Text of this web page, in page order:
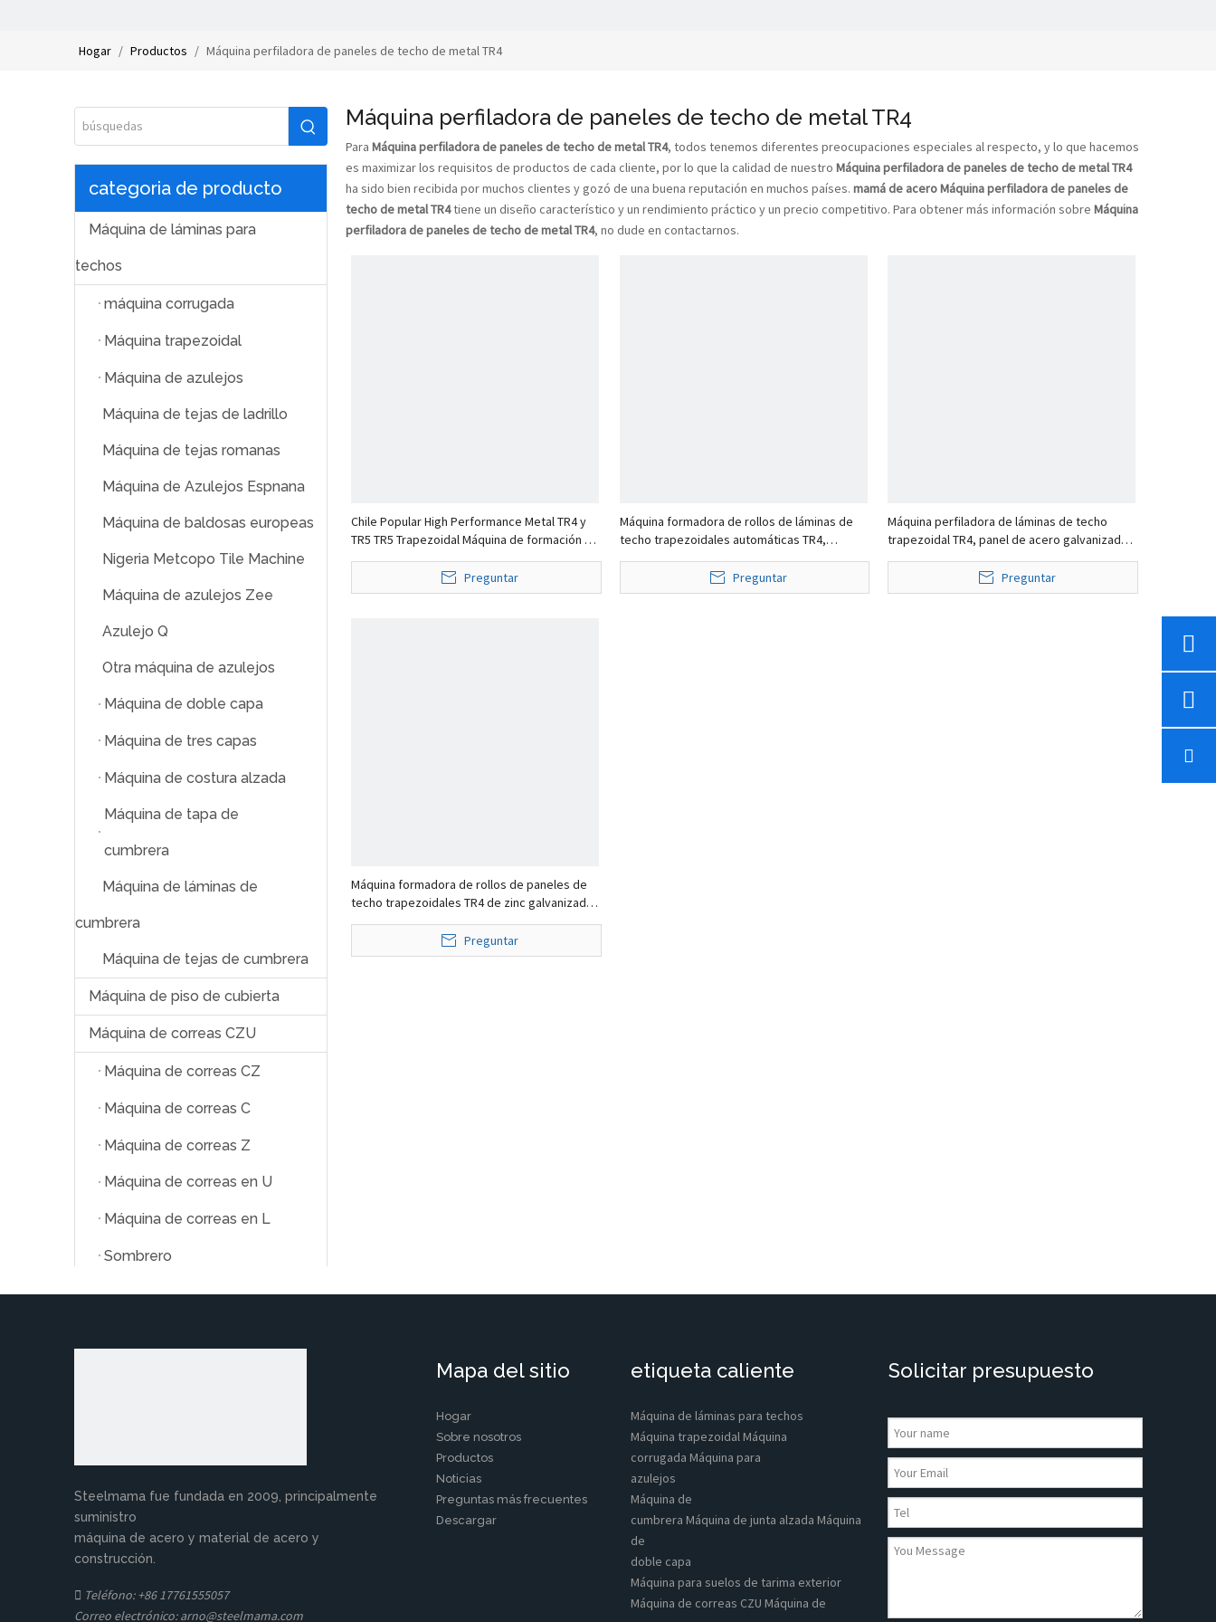
Hogar / Productos / Máquina perfiladora de paneles de techo de metal TR4
categoria de producto
Máquina de láminas para
techos
máquina corrugada
Máquina trapezoidal
Máquina de azulejos
Máquina de tejas de ladrillo
Máquina de tejas romanas
Máquina de Azulejos Espnana
Máquina de baldosas europeas
Nigeria Metcopo Tile Machine
Máquina de azulejos Zee
Azulejo Q
Otra máquina de azulejos
Máquina de doble capa
Máquina de tres capas
Máquina de costura alzada
Máquina de tapa de
cumbrera
Máquina de láminas de
cumbrera
Máquina de tejas de cumbrera
Máquina de piso de cubierta
Máquina de correas CZU
Máquina de correas CZ
Máquina de correas C
Máquina de correas Z
Máquina de correas en U
Máquina de correas en L
Sombrero
Máquina personalizada
Máquina perfiladora de paneles de techo de metal TR4
Para Máquina perfiladora de paneles de techo de metal TR4, todos tenemos diferentes preocupaciones especiales al respecto, y lo que hacemos
es maximizar los requisitos de productos de cada cliente, por lo que la calidad de nuestro Máquina perfiladora de paneles de techo de metal TR4
ha sido bien recibida por muchos clientes y gozó de una buena reputación en muchos países. mamá de aceroMáquina perfiladora de paneles de
techo de metal TR4tiene un diseño característico y un rendimiento práctico y un precio competitivo. Para obtener más información sobre Máquina
perfiladora de paneles de techo de metal TR4, no dude en contactarnos.
Chile Popular High Performance Metal TR4 y
TR5 TR5 Trapezoidal Máquina de formación de
rollo de doble capa
Preguntar
Máquina formadora de rollos de láminas de
techo trapezoidales automáticas TR4,
populares, de alta calidad, fáciles de operar,
populares en Estados Unidos
Preguntar
Máquina perfiladora de láminas de techo
trapezoidal TR4, panel de acero galvanizado
popular de Perú
Preguntar
Máquina formadora de rollos de paneles de
techo trapezoidales TR4 de zinc galvanizado
completamente automático de alta calidad
Preguntar
Steelmama fue fundada en 2009, principalmente
suministro
máquina de acero y material de acero y
construcción.
 Teléfono: +86 17761555057
Correo electrónico:arno@steelmama.com
Mapa del sitio
Hogar
Sobre nosotros
Productos
Noticias
Preguntas más frecuentes
Descargar
etiqueta caliente
Máquina de láminas para techos
Máquina trapezoidal Máquina
corrugada Máquina para
azulejos
Máquina de
cumbrera Máquina de junta alzada Máquina
de
doble capa
Máquina para suelos de tarima exterior
Máquina de correas CZU Máquina de
Solicitar presupuesto